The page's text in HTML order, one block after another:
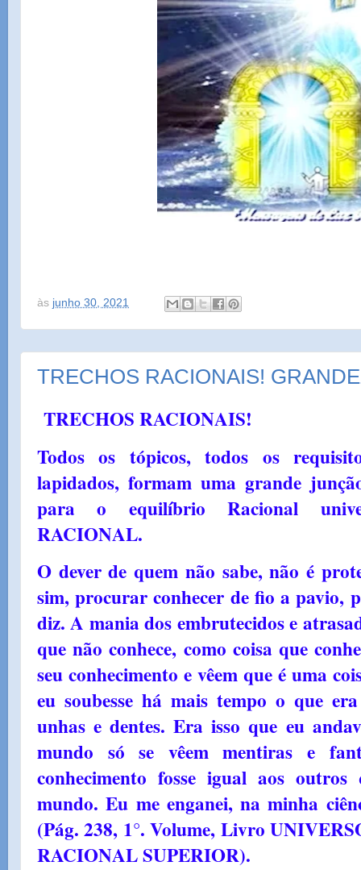
às junho 30, 2021
TRECHOS RACIONAIS!
TRECHOS RACIONAIS!
Todos os tópicos, todos os
lapidados, formam uma grande
para o equilíbrio Racional
RACIONAL.
O dever de quem não sabe, não é
sim, procurar conhecer de fio a pavio,
diz. A mania dos embrutecidos e
que não conhece, como coisa que
seu conhecimento e vêem que é uma
eu soubesse há mais tempo o que
unhas e dentes. Era isso que eu
mundo só se vêem mentiras e
conhecimento fosse igual aos
mundo. Eu me enganei, na minha
(Pág. 238, 1°. Volume, Livro
RACIONAL SUPERIOR).